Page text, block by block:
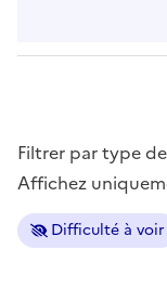
Filtrer par type
Affichez
Difficulté à voir